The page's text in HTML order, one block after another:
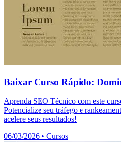
Baixar Curso Rápido:
Aprenda SEO Técnico com este
Potencialize seu tráfego e
acelere seus resultados!
06/03/2026 • Cursos